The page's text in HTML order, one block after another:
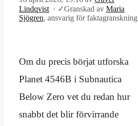
Lindqvist · ✓Granskad av Maria
Sjögren, ansvarig för faktagranskning
Om du precis börjat utforska
Planet 4546B i Subnautica
Below Zero vet du redan hur
snabbt det blir förvirrande